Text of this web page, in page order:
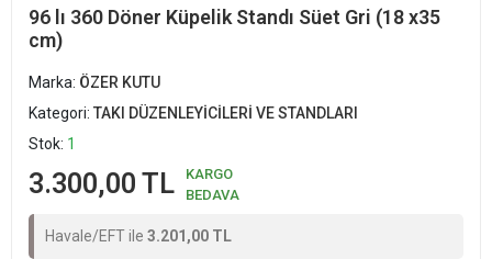
96 lı 360 Döner Küpelik Standı Süet Gri (18 x35
cm)
Marka: ÖZER KUTU
Kategori: TAKI DÜZENLEYİCİLERİ VE STANDLARI
Stok: 1
3.300,00 TL
KARGO
BEDAVA
Havale/EFT ile 3.201,00 TL